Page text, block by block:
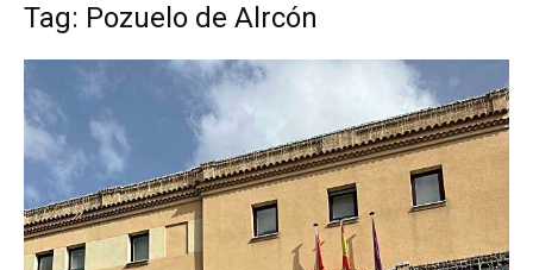
Tag: Pozuelo de Alrcón